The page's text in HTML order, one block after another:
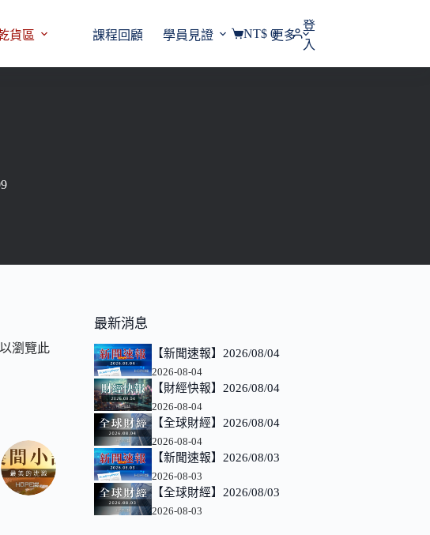
貨區 課程回顧 學員見證 更多
購
NT$0
登
入
以瀏覽此
最新消息
【新聞速報】2026/08/04
2026-08-04
【財經快報】2026/08/04
2026-08-04
【全球財經】2026/08/04
2026-08-04
【新聞速報】2026/08/03
2026-08-03
【全球財經】2026/08/03
2026-08-03